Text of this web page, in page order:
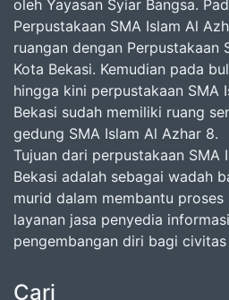
oleh Yayasan Syiar Bangsa.
Perpustakaan SMA Islam Al
ruangan dengan Perpustakaan
Kota Bekasi. Kemudian pada
hingga kini perpustakaan SMA
Bekasi sudah memiliki ruang
gedung SMA Islam Al Azhar 8.
Tujuan dari perpustakaan SMA
Bekasi adalah sebagai wadah
murid dalam membantu proses
layanan jasa penyedia
pengembangan diri bagi
Cari